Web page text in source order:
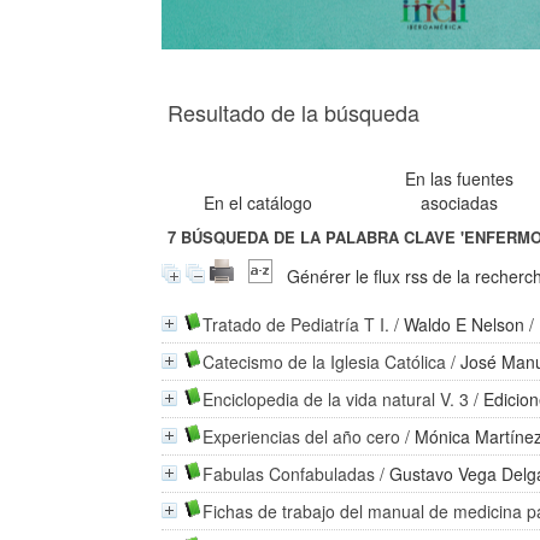
Resultado de la búsqueda
En el catálogo
En las fuentes
asociadas
7 BÚSQUEDA DE LA PALABRA CLAVE
Générer le flux rss de la
Tratado de Pediatría T I. /Waldo E Nelson /
Catecismo de la Iglesia Católica /José
Enciclopedia de la vida natural V. 3 /
Experiencias del año cero / Mónica
Fabulas Confabuladas /Gustavo Vega
Fichas de trabajo del manual de medicina